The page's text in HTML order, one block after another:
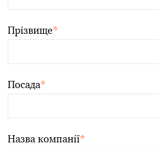
Прізвище*
Посада*
Назва компанії*